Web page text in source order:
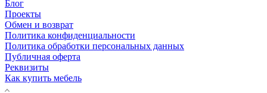
Блог
Проекты
Обмен и возврат
Политика конфиденциальности
Политика обработки персональных данных
Публичная оферта
Реквизиты
Как купить мебель